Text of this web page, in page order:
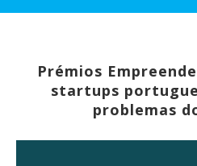
Prémios
startups
problemas